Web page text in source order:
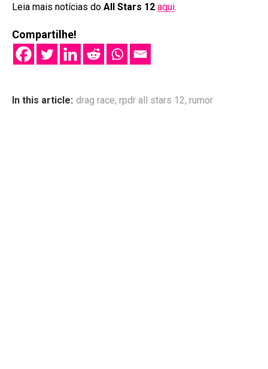
Leia mais notícias do All Stars 12 aqui.
Compartilhe!
In this article: drag race, rpdr all stars 12, rumor